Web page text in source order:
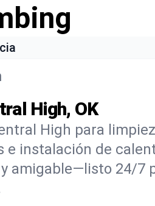
High, OK
High para
e instalación de
amigable—listo 24/7